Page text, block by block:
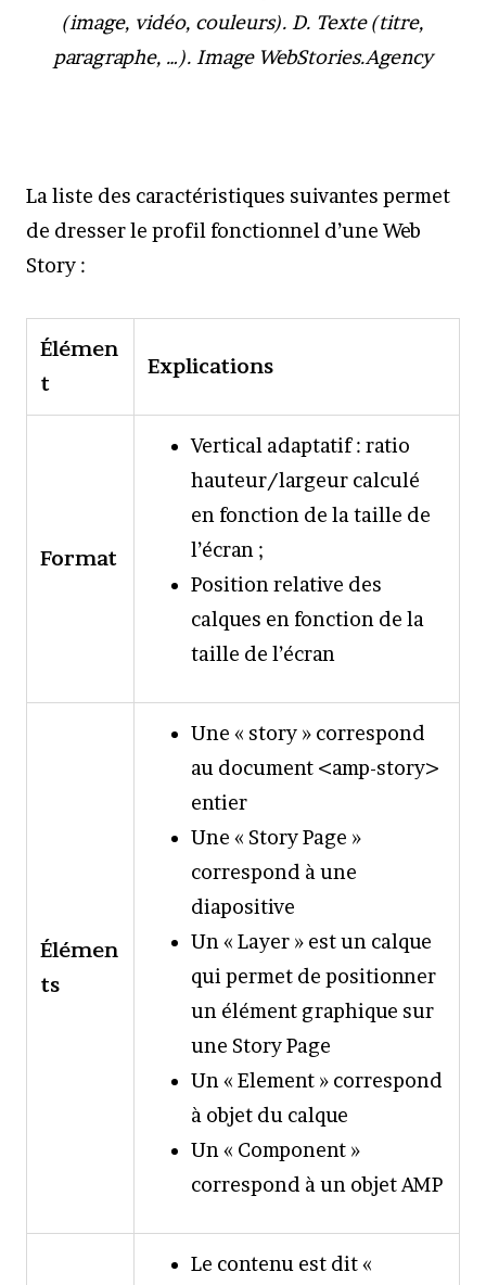
(image, vidéo, couleurs). D. Texte (titre,
paragraphe, …). Image WebStories.Agency
La liste des caractéristiques suivantes permet
de dresser le profil fonctionnel d’une Web
Story :
Élémen
t
Explications
Format
Vertical adaptatif : ratio
hauteur/largeur calculé
en fonction de la taille de
l’écran ;
Position relative des
calques en fonction de la
taille de l’écran
Élémen
ts
Une « story » correspond
au document <amp-story>
entier
Une « Story Page »
correspond à une
diapositive
Un « Layer » est un calque
qui permet de positionner
un élément graphique sur
une Story Page
Un « Element » correspond
à objet du calque
Un « Component »
correspond à un objet AMP
Le contenu est dit «